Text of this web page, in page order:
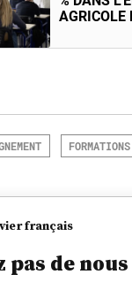
AGRICOLE
FORMATIONS
français
pas de